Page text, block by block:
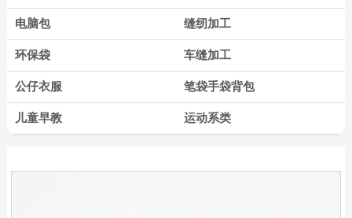
电脑包 缝纫加工
环保袋 车缝加工
公仔衣服 笔袋手袋背包
儿童早教 运动系类